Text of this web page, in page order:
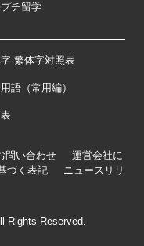
チ留学
·繁体字対照表
語（常用編）
問い合わせ
運営会社に
づく表記
ニュースリリ
Rights Reserved.